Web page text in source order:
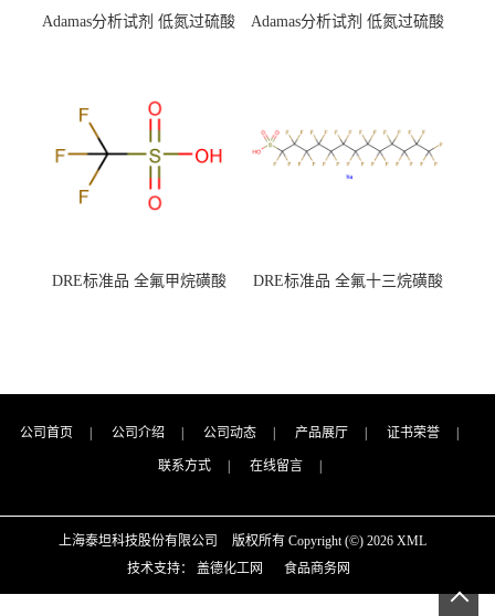
Adamas分析试剂 低氮过硫酸
（泰坦现货供应）
Adamas分析试剂 低氮过硫酸
DRE标准品 全氟甲烷磺酸
DRE标准品 全氟十三烷磺酸
公司首页 公司介绍 公司动态 产品展厅 证书荣誉
联系方式 在线留言
上海泰坦科技股份有限公司 版权所有 Copyright (©) 2026 XML
技术支持： 盖德化工网 食品商务网